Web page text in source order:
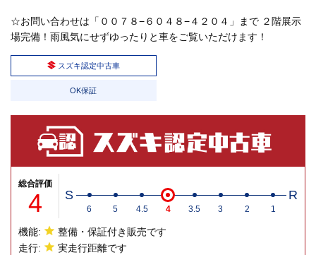
☆お問い合わせは「００７８−６０４８−４２０４」まで ２階展示
場完備！雨風気にせずゆったりと車をご覧いただけます！
スズキ認定中古車
OK保証
総合評価
4 S R
6 5 4.5 4 3.5 3 2 1
機能:
整備・保証付き販売です
走行:
実走行距離です